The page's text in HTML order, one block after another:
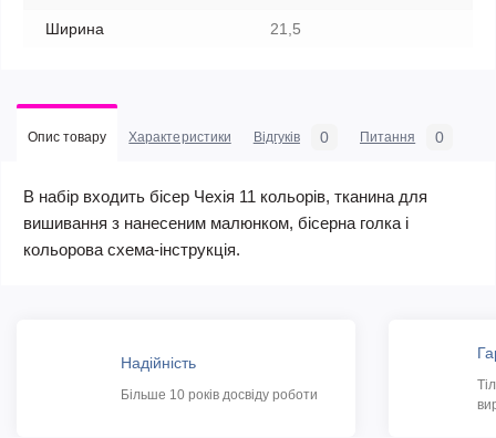
Ширина 21,5
Опис товару Характеристики Відгуків 0 Питання 0
В набір входить бісер Чехія 11 кольорів, тканина для
вишивання з нанесеним малюнком, бісерна голка і
кольорова схема-інструкція.
Надійність
Більше 10 років досвіду роботи